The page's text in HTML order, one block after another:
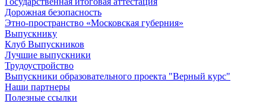
Дорожная безопасность
Этно-пространство «Московская губерния»
Выпускнику
Клуб Выпускников
Лучшие выпускники
Трудоустройство
Выпускники образовательного проекта "Верный курс"
Наши партнеры
Полезные ссылки